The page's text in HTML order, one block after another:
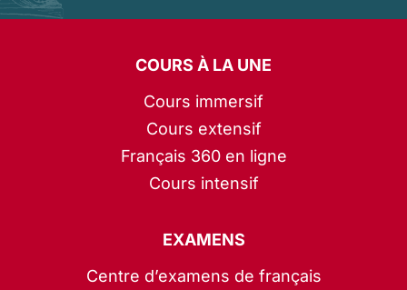
COURS À LA UNE
Cours immersif
Cours extensif
Français 360 en ligne
Cours intensif
EXAMENS
Centre d’examens de français